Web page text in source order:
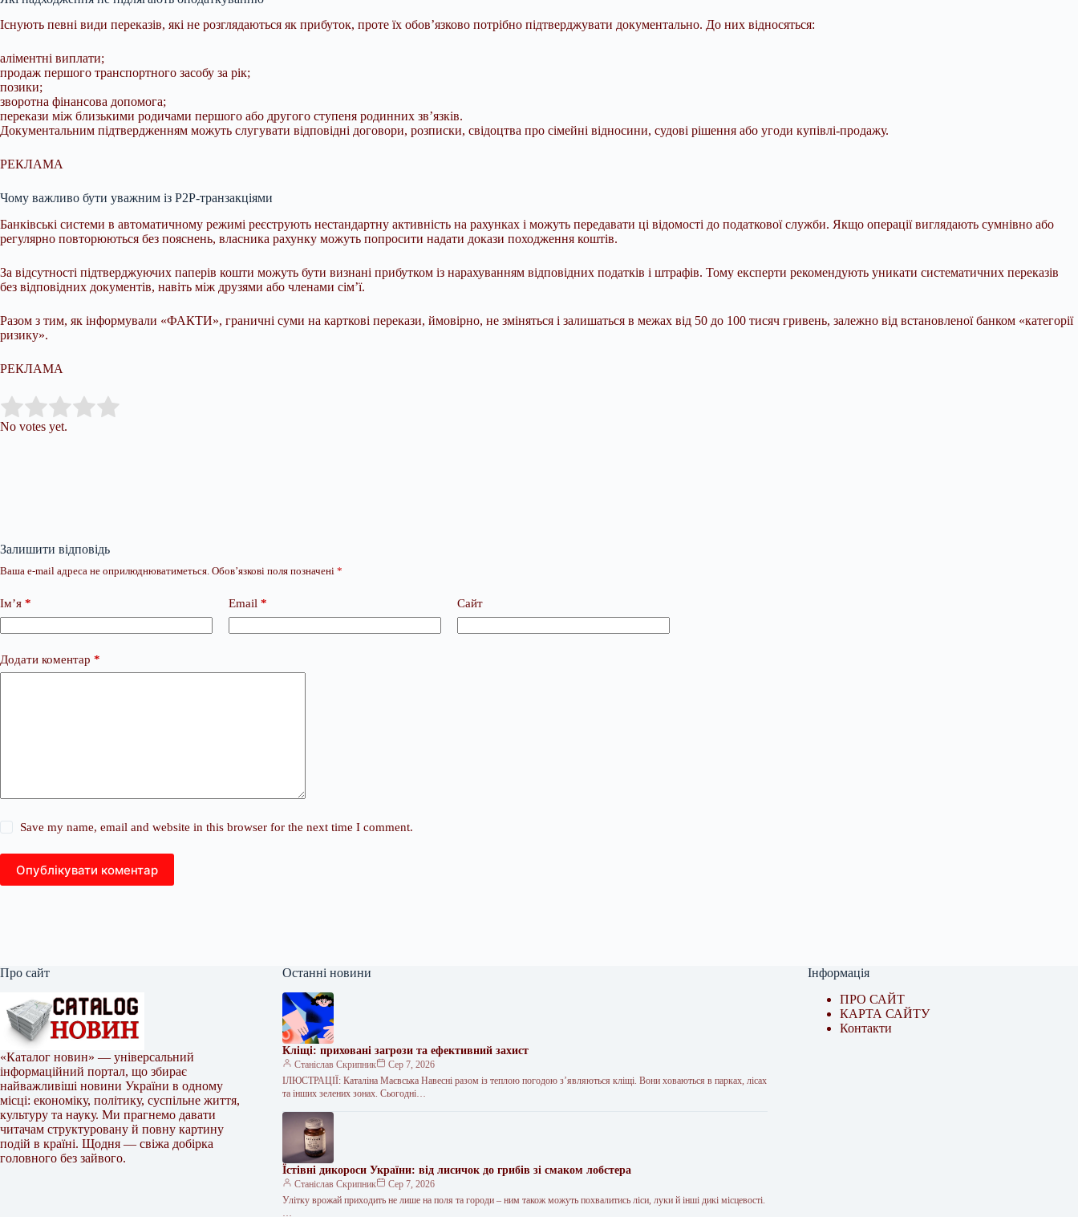
Існують певні види переказів, які не розглядаються як прибуток, проте їх обов’язково потрібно підтверджувати документально. До них відносяться:
аліментні виплати;
продаж першого транспортного засобу за рік;
позики;
зворотна фінансова допомога;
перекази між близькими родичами першого або другого ступеня родинних зв’язків.
Документальним підтвердженням можуть слугувати відповідні договори, розписки, свідоцтва про сімейні відносини, судові рішення або угоди купівлі-продажу.
РЕКЛАМА
Чому важливо бути уважним із P2P-транзакціями
Банківські системи в автоматичному режимі реєструють нестандартну активність на рахунках і можуть передавати ці відомості до податкової служби. Якщо операції виглядають сумнівно або
регулярно повторюються без пояснень, власника рахунку можуть попросити надати докази походження коштів.
За відсутності підтверджуючих паперів кошти можуть бути визнані прибутком із нарахуванням відповідних податків і штрафів. Тому експерти рекомендують уникати систематичних переказів
без відповідних документів, навіть між друзями або членами сім’ї.
Разом з тим, як інформували «ФАКТИ», граничні суми на карткові перекази, ймовірно, не зміняться і залишаться в межах від 50 до 100 тисяч гривень, залежно від встановленої банком «категорії
ризику».
РЕКЛАМА
Rate this item:
No votes yet.
Залишити відповідь
Ваша e-mail адреса не оприлюднюватиметься. Обов’язкові поля позначені *
Ім’я * Email * Сайт
Додати коментар *
Save my name, email and website in this browser for the next time I comment.
Опублікувати коментар
Про сайт
«Каталог новин» — універсальний
інформаційний портал, що збирає
найважливіші новини України в одному
місці: економіку, політику, суспільне життя,
культуру та науку. Ми прагнемо давати
читачам структуровану й повну картину
подій в країні. Щодня — свіжа добірка
головного без зайвого.
Останні новини
Кліщі: приховані загрози та ефективний захист
Станіслав Скрипник
Сер 7, 2026
ІЛЮСТРАЦІЇ: Каталіна Маєвська Навесні разом із теплою погодою з’являються кліщі. Вони ховаються в парках, лісах
та інших зелених зонах. Сьогодні…
Їстівні дикороси України: від лисичок до грибів зі смаком лобстера
Станіслав Скрипник
Сер 7, 2026
Улітку врожай приходить не лише на поля та городи – ним також можуть похвалитись ліси, луки й інші дикі місцевості.
…
Інформація
ПРО САЙТ
КАРТА САЙТУ
Контакти